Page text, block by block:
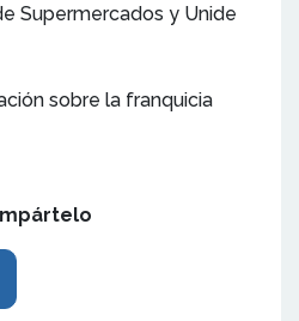
Supermercados y Unide
sobre la franquicia